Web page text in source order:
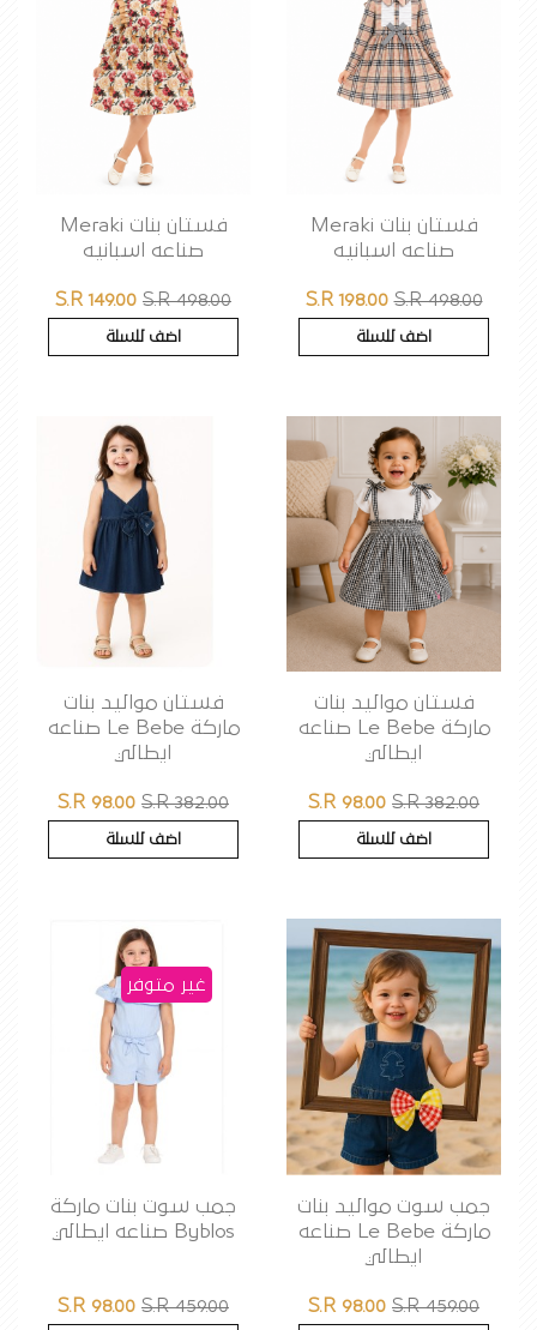
فستان بنات Meraki
صناعه اسبانيه
S.R 198.00 S.R 498.00
اضف للسلة
فستان بنات Meraki
صناعه اسبانيه
S.R 149.00 S.R 498.00
اضف للسلة
فستان مواليد بنات
ماركة Le Bebe صناعه
ايطالي
S.R 98.00 S.R 382.00
اضف للسلة
فستان مواليد بنات
ماركة Le Bebe صناعه
ايطالي
S.R 98.00 S.R 382.00
اضف للسلة
جمب سوت مواليد بنات
ماركة Le Bebe صناعه
ايطالي
S.R 98.00 S.R 459.00
غير متوفر
جمب سوت بنات ماركة
Byblos صناعه ايطالي
S.R 98.00 S.R 459.00